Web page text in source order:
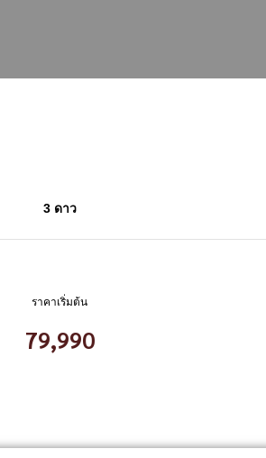
3 ดาว
ราคาเริ่มต้น
79,990